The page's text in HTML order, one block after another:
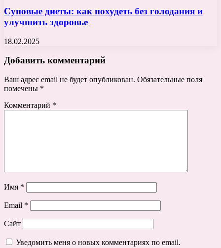
Суповые диеты: как похудеть без голодания и
улучшить здоровье
18.02.2025
Добавить комментарий
Ваш адрес email не будет опубликован. Обязательные поля
помечены *
Комментарий *
Имя *
Email *
Сайт
Уведомить меня о новых комментариях по email.